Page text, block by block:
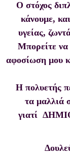
Ο στόχος
κάνουμε,
υγείας,
Μπορείτε να
αφοσίωση μου
Η πολυετής
τα μαλλιά
γιατί